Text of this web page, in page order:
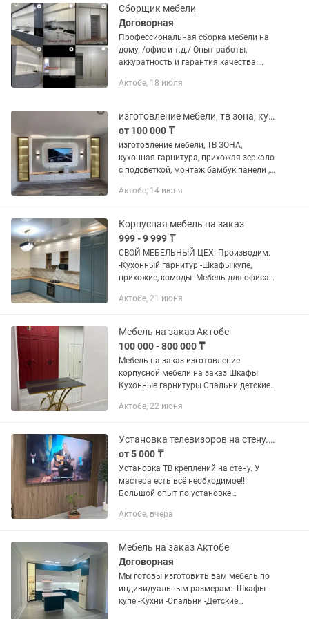
Сборщик мебели
Договорная
Профессиональная сборка мебели на
дому. /офис и т.д./ Опыт работы,
аккуратность и гарантия качества.
-спальни -детскую мебель - офисную
Актобе, 18 июля
изготовление мебели, тв зона, кухонная гарнитура, бамбук панель, зеркало
от 100 000 ₸
изготовление мебели, ТВ ЗОНА,
кухонная гарнитура, прихожая зеркало
с подсветкой, монтаж бамбук панели ,
материалы,установка, монтаж
стоимость
Актобе, 14 июня
Корпусная мебель на заказ
999 - 9 999 ₸
СВОЙ МЕБЕЛЬНЫЙ ЦЕХ! Производим:
-Кухонный гарнитур -Шкафы купе,
прихожие, комоды -Мебель для офиса
заказу -Спальный гарнитур -Работаем
Актобе, 21 июня
Мебель на заказ Актобе
100 000 - 800 000 ₸
Мебель на заказ изготовление
корпусной мебели на заказ Шкафы
Кухонные гарнитуры Спальни детские
работы более 15 лет Замер установка
Актобе, 22 июня
Установка телевизоров на стену. Крепление - Кронштейны Продажа креплений
от 5 000 ₸
Установка ТВ креплений на стену. У
мастера есть всё необходимое!!!
Большой опыт по установке
любой сложности. С наклоном,
Актобе, вчера
Мебель на заказ Актобе
Договорная
Мы готовы изготовить вам мебель по
индивидуальным размерам: -Шкафы-
купе -Кухни -Спальни -Детские